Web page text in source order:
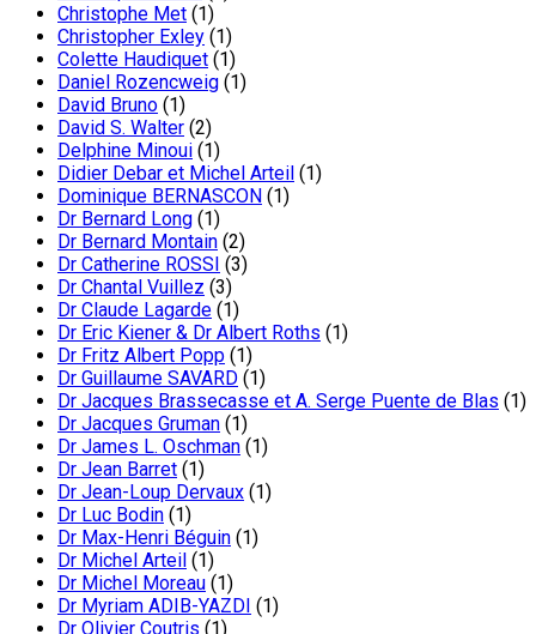
Christophe Met (1)
Christopher Exley (1)
Colette Haudiquet (1)
Daniel Rozencweig (1)
David Bruno (1)
David S. Walter (2)
Delphine Minoui (1)
Didier Debar et Michel Arteil (1)
Dominique BERNASCON (1)
Dr Bernard Long (1)
Dr Bernard Montain (2)
Dr Catherine ROSSI (3)
Dr Chantal Vuillez (3)
Dr Claude Lagarde (1)
Dr Eric Kiener & Dr Albert Roths (1)
Dr Fritz Albert Popp (1)
Dr Guillaume SAVARD (1)
Dr Jacques Brassecasse et A. Serge Puente de Blas (1)
Dr Jacques Gruman (1)
Dr James L. Oschman (1)
Dr Jean Barret (1)
Dr Jean-Loup Dervaux (1)
Dr Luc Bodin (1)
Dr Max-Henri Béguin (1)
Dr Michel Arteil (1)
Dr Michel Moreau (1)
Dr Myriam ADIB-YAZDI (1)
Dr Olivier Coutris (1)